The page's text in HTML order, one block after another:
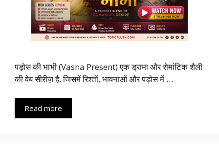
पड़ोस की भाभी (Vasna Present) एक ड्रामा और रोमांटिक शैली
की वेब सीरीज़ है, जिसमें रिश्तों, भावनाओं और पड़ोस में …
Read more